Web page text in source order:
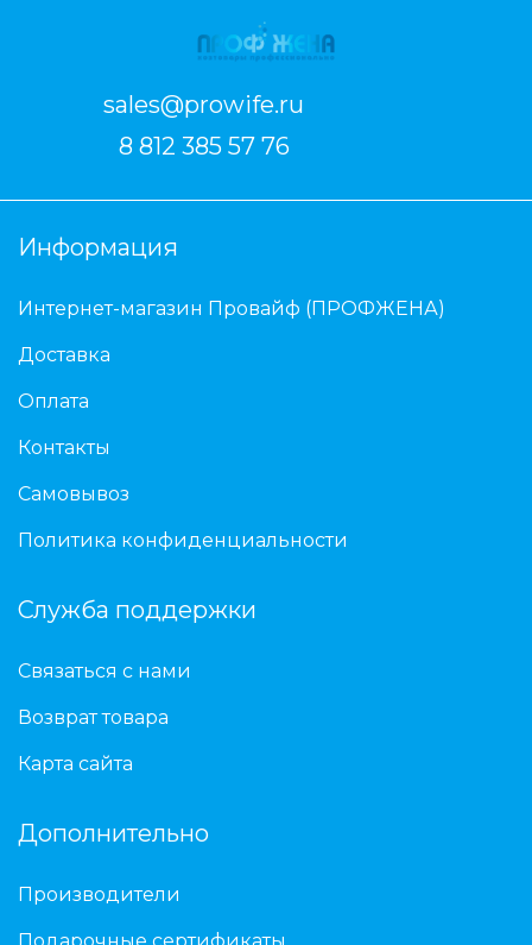
sales@prowife.ru
8 812 385 57 76
Информация
Интернет-магазин Провайф (ПРОФЖЕНА)
Доставка
Оплата
Контакты
Самовывоз
Политика конфиденциальности
Служба поддержки
Связаться с нами
Возврат товара
Карта сайта
Дополнительно
Производители